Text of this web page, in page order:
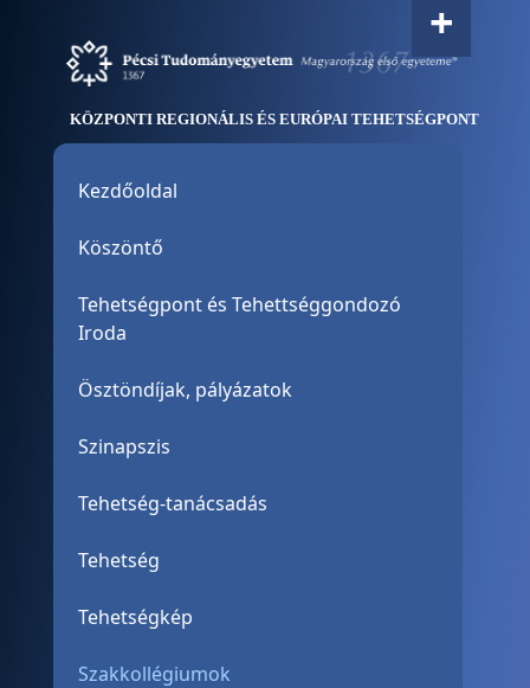
+
KÖZPONTI REGIONÁLIS ÉS EURÓPAI TEHETSÉGPONT
Kezdőoldal
Köszöntő
Tehetségpont és Tehettséggondozó
Iroda
Ösztöndíjak, pályázatok
Szinapszis
Tehetség-tanácsadás
Tehetség
Tehetségkép
Szakkollégiumok